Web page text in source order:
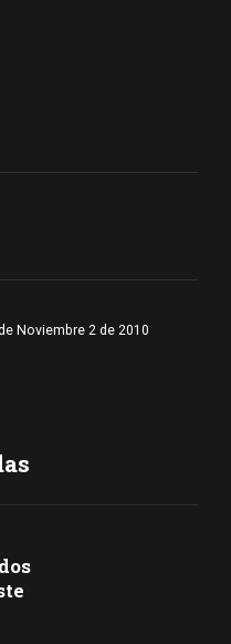
Noviembre 2 de 2010